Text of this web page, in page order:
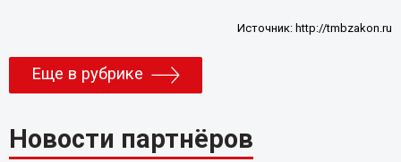
Источник: http://tmbzakon.ru
Еще в рубрике
Новости партнёров